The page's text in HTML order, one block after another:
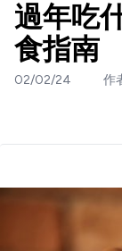
過年吃
食指南
02/02/24 作